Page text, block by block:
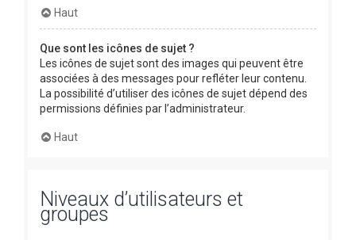
Haut
Que sont les icônes de sujet ?
Les icônes de sujet sont des images qui peuvent être
associées à des messages pour refléter leur contenu.
La possibilité d’utiliser des icônes de sujet dépend des
permissions définies par l’administrateur.
Haut
Niveaux d’utilisateurs et
groupes